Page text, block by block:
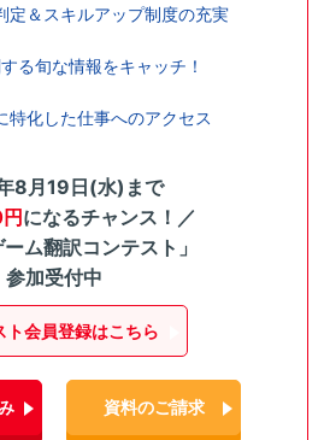
定＆スキルアップ制度の充実
る旬な情報をキャッチ！
特化した仕事へのアクセス
8月19日(水)まで
になるチャンス！／
ーム翻訳コンテスト」
参加受付中
ト会員登録はこちら
資料のご請求